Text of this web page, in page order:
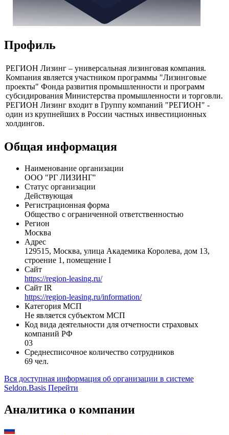
Профиль
РЕГИОН Лизинг – универсальная лизинговая компания.
Компания является участником программы "Лизинговые
проекты" Фонда развития промышленности и программ
субсидирования Министерства промышленности и торговли.
РЕГИОН Лизинг входит в Группу компаний "РЕГИОН" -
один из крупнейших в России частных инвестиционных
холдингов.
Общая информация
Наименование организации
ООО "РГ ЛИЗИНГ"
Статус организации
Действующая
Регистрационная форма
Общество с ограниченной ответственностью
Регион
Москва
Адрес
129515, Москва, улица Академика Королева, дом 13,
строение 1, помещение I
Сайт
https://region-leasing.ru/
Сайт IR
https://region-leasing.ru/information/
Категория МСП
Не является субъектом МСП
Код вида деятельности для отчетности страховых
компаний РФ
03
Среднесписочное количество сотрудников
69 чел.
Вся доступная информация об организации в системе
Seldon.Basis Перейти
Аналитика о компании